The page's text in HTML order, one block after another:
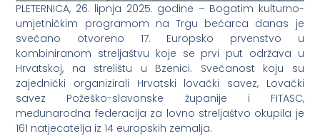
PLETERNICA, 26. lipnja 2025. godine – Bogatim kulturno-
umjetničkim programom na Trgu bećarca danas je
svečano otvoreno 17. Europsko prvenstvo u
kombiniranom streljaštvu koje se prvi put održava u
Hrvatskoj, na strelištu u Bzenici. Svečanost koju su
zajednički organizirali Hrvatski lovački savez, Lovački
savez Požeško-slavonske županije i FITASC,
međunarodna federacija za lovno streljaštvo okupila je
161 natjecatelja iz 14 europskih zemalja.